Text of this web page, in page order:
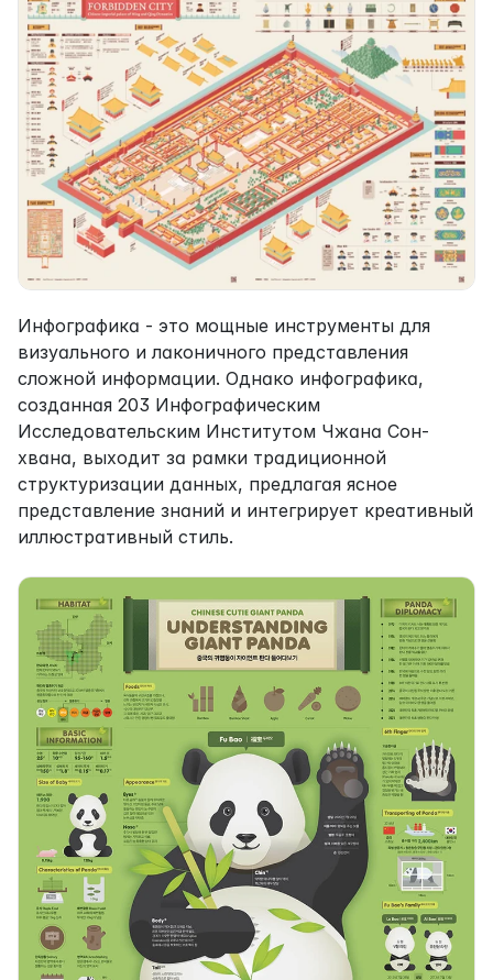
Инфографика - это мощные инструменты для
визуального и лаконичного представления
сложной информации. Однако инфографика,
созданная 203 Инфографическим
Исследовательским Институтом Чжана Сон-
хвана, выходит за рамки традиционной
структуризации данных, предлагая ясное
представление знаний и интегрирует креативный
иллюстративный стиль.